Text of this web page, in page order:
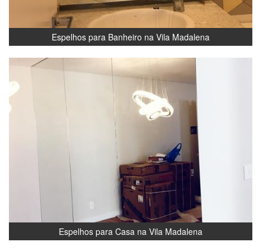
Espelhos para Banheiro na Vila Madalena
Espelhos para Casa na Vila Madalena